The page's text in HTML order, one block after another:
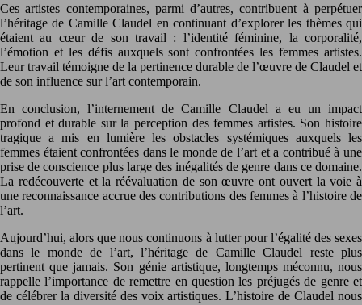
Ces artistes contemporaines, parmi d’autres, contribuent à perpétuer
l’héritage de Camille Claudel en continuant d’explorer les thèmes qui
étaient au cœur de son travail : l’identité féminine, la corporalité,
l’émotion et les défis auxquels sont confrontées les femmes artistes.
Leur travail témoigne de la pertinence durable de l’œuvre de Claudel et
de son influence sur l’art contemporain.
En conclusion, l’internement de Camille Claudel a eu un impact
profond et durable sur la perception des femmes artistes. Son histoire
tragique a mis en lumière les obstacles systémiques auxquels les
femmes étaient confrontées dans le monde de l’art et a contribué à une
prise de conscience plus large des inégalités de genre dans ce domaine.
La redécouverte et la réévaluation de son œuvre ont ouvert la voie à
une reconnaissance accrue des contributions des femmes à l’histoire de
l’art.
Aujourd’hui, alors que nous continuons à lutter pour l’égalité des sexes
dans le monde de l’art, l’héritage de Camille Claudel reste plus
pertinent que jamais. Son génie artistique, longtemps méconnu, nous
rappelle l’importance de remettre en question les préjugés de genre et
de célébrer la diversité des voix artistiques. L’histoire de Claudel nous